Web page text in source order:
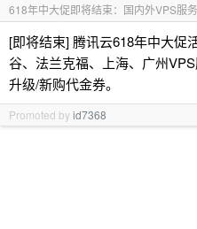
618年中大促即将结束：国内外VPS服
[即将结束] 腾讯云618年中大促
谷、法兰克福、上海、广州
升级/新购代金券。
Promoted byid7368